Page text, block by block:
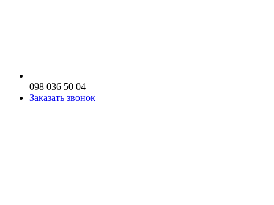
098 036 50 04
Заказать звонок